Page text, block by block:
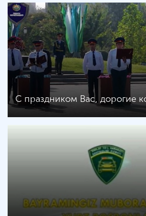
С праздником Вас, дорогие